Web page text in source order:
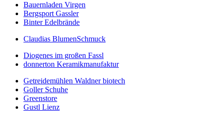
Bauernladen Virgen
Bergsport Gassler
Binter Edelbrände
Claudias BlumenSchmuck
Diogenes im großen Fassl
donnerton Keramikmanufaktur
Getreidemühlen Waldner biotech
Goller Schuhe
Greenstore
Gustl Lienz